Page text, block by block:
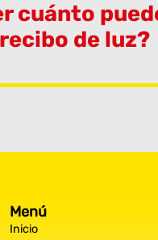
cuánto
de luz?
Menú
Inicio